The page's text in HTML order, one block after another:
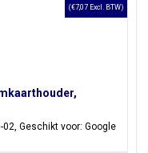
Geschikt voor: Google
(€7,07 Excl. BTW)